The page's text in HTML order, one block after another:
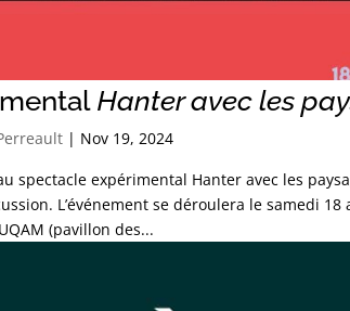
Hanter avec les
| Nov 19, 2024
spectacle expérimental Hanter avec les
L’événement se déroulera le samedi
(pavillon des...